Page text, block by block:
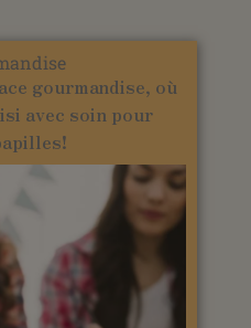
gourmandise, où
avec soin pour